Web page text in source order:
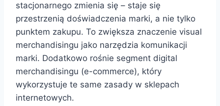
stacjonarnego zmienia się – staje się
przestrzenią doświadczenia marki, a nie tylko
punktem zakupu. To zwiększa znaczenie visual
merchandisingu jako narzędzia komunikacji
marki. Dodatkowo rośnie segment digital
merchandisingu (e-commerce), który
wykorzystuje te same zasady w sklepach
internetowych.